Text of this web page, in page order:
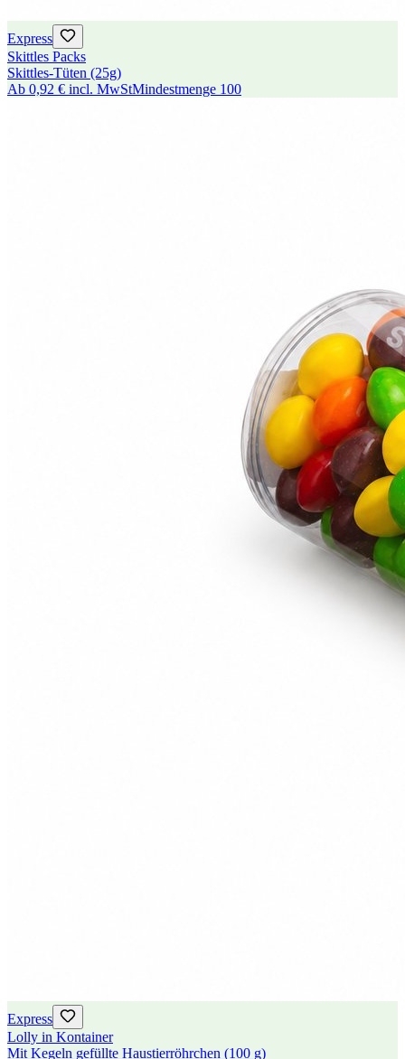
Express
Skittles Packs
Skittles-Tüten (25g)
Ab 0,92 € incl. MwStMindestmenge 100
Express
Lolly in Kontainer
Mit Kegeln gefüllte Haustierröhrchen (100 g)